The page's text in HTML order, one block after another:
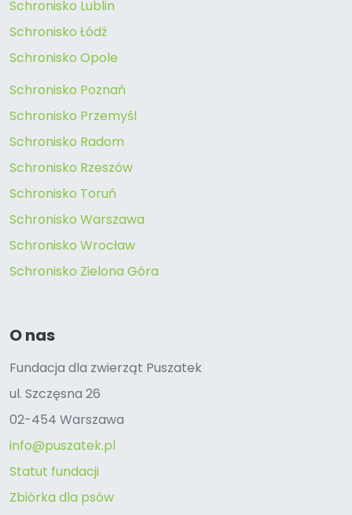
Schronisko Lublin
Schronisko Łódź
Schronisko Opole
Schronisko Poznań
Schronisko Przemyśl
Schronisko Radom
Schronisko Rzeszów
Schronisko Toruń
Schronisko Warszawa
Schronisko Wrocław
Schronisko Zielona Góra
O nas
Fundacja dla zwierząt Puszatek
ul. Szczęsna 26
02-454 Warszawa
info@puszatek.pl
Statut fundacji
Zbiórka dla psów